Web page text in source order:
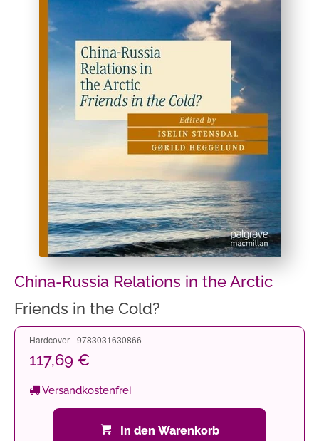
China-Russia Relations in the Arctic
Friends in the Cold?
Hardcover - 9783031630866
117,69 €
Versandkostenfrei
In den Warenkorb